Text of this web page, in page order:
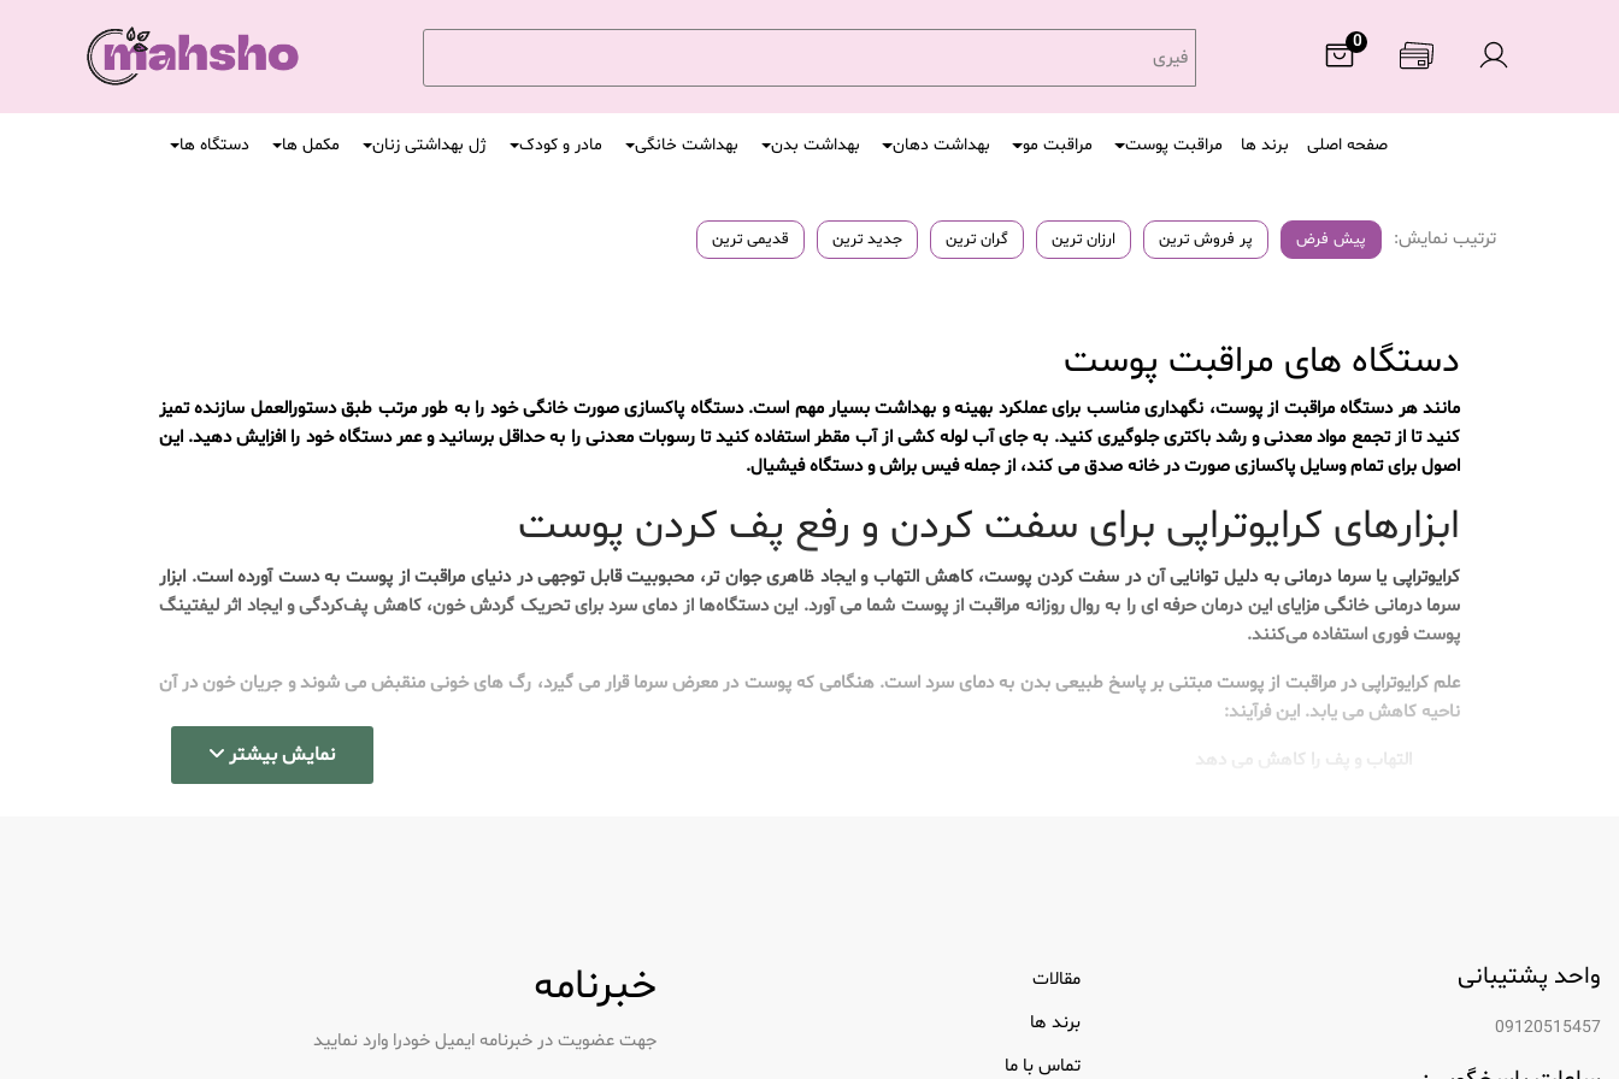
0
فیری
صفحه اصلی برند ها مراقبت پوست مراقبت مو بهداشت دهان بهداشت بدن بهداشت خانگی مادر و کودک ژل بهداشتی زنان مکمل ها دستگاه ها
ترتیب نمایش: پیش فرض پر فروش ترین ارزان ترین گران ترین جدید ترین قدیمی ترین
دستگاه های مراقبت پوست
مانند هر دستگاه مراقبت از پوست، نگهداری مناسب برای عملکرد بهینه و بهداشت بسیار مهم است. دستگاه پاکسازی صورت خانگی خود را به طور مرتب طبق دستورالعمل سازنده تمیز
کنید تا از تجمع مواد معدنی و رشد باکتری جلوگیری کنید. به جای آب لوله کشی از آب مقطر استفاده کنید تا رسوبات معدنی را به حداقل برسانید و عمر دستگاه خود را افزایش دهید. این
اصول برای تمام وسایل پاکسازی صورت در خانه صدق می کند، از جمله فیس براش و دستگاه فیشیال.
ابزارهای کرایوتراپی برای سفت کردن و رفع پف کردن پوست
کرایوتراپی یا سرما درمانی به دلیل توانایی آن در سفت کردن پوست، کاهش التهاب و ایجاد ظاهری جوان تر، محبوبیت قابل توجهی در دنیای مراقبت از پوست به دست آورده است. ابزار
سرما درمانی خانگی مزایای این درمان حرفه ای را به روال روزانه مراقبت از پوست شما می آورد. این دستگاه‌ها از دمای سرد برای تحریک گردش خون، کاهش پف‌کردگی و ایجاد اثر لیفتینگ
پوست فوری استفاده می‌کنند.
علم کرایوتراپی در مراقبت از پوست مبتنی بر پاسخ طبیعی بدن به دمای سرد است. هنگامی که پوست در معرض سرما قرار می گیرد، رگ های خونی منقبض می شوند و جریان خون در آن
ناحیه کاهش می یابد. این فرآیند:
التهاب و پف را کاهش می دهد
غلتک یخ: این دستگاه‌های دستی دارای سر غلتشی هستند که می‌توان آن را منجمد کرد و برای ماساژ صورت و گردن استفاده کرد.
نمایش بیشتر
واحد پشتیبانی
09120515457
مقالات
برند ها
تماس با ما
خبرنامه
جهت عضویت در خبرنامه ایمیل خودرا وارد نمایید